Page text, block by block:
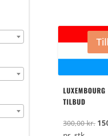
TILBUD
300,00kr.